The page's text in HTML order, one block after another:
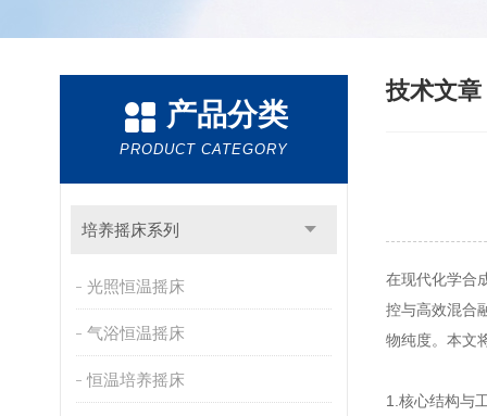
产品分类
PRODUCT CATEGORY
培养摇床系列
光照恒温摇床
气浴恒温摇床
恒温培养摇床
技术文章
在现代化学合
控与高效混合
物纯度。本文
1.核心结构与